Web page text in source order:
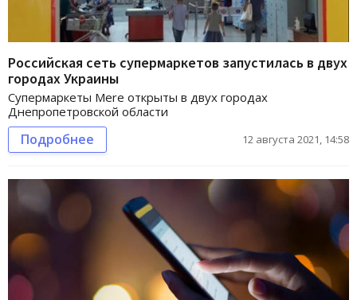
Российская сеть супермаркетов запустилась в двух
городах Украины
Супермаркеты Mere открыты в двух городах
Днепропетровской области
Подробнее 12 августа 2021, 14:58